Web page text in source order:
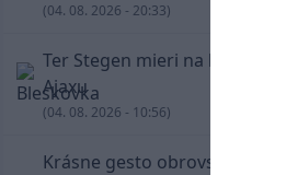
(04. 08. 2026 - 20:33)
Ter Stegen mieri na
Ajaxu
(04. 08. 2026 - 10:56)
Krásne gesto obrovskej